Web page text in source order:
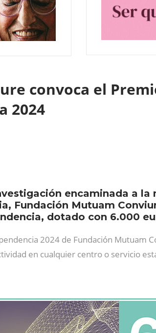
convoca el
2024
encaminada a la
Fundación Mutuam
dotado con 6.000
2024 de Fundación Mutuam
en cualquier centro o servicio